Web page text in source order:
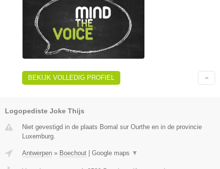
BEKIJK VOLLEDIG PROFIEL
Logopediste Joke Thijs
Niet gevestigd in de plaats Bomal sur Ourthe en in de provincie
Luxemburg.
Antwerpen » Boechout Google maps ▼